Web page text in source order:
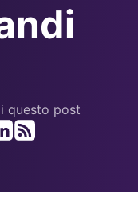
questo post